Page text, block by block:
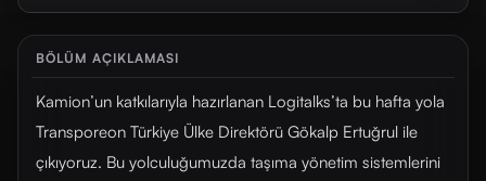
BÖLÜM AÇIKLAMASI
Kamion’un katkılarıyla hazırlanan Logitalks’ta bu hafta yola
Transporeon Türkiye Ülke Direktörü Gökalp Ertuğrul ile
çıkıyoruz. Bu yolculuğumuzda taşıma yönetim sistemlerini